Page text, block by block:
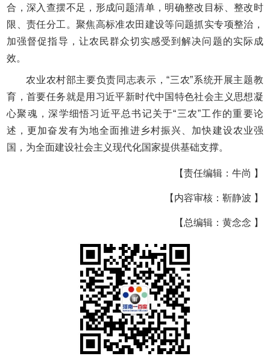
合，深入查摆不足，形成问题清单，明确整改目标、整改时
限、责任分工。聚焦高标准农田建设等问题抓实专项整治，
加强督促指导，让农民群众切实感受到解决问题的实际成
效。
农业农村部主要负责同志表示，“三农”系统开展主题教
育，首要任务就是用习近平新时代中国特色社会主义思想凝
心聚魂，深学细悟习近平总书记关于“三农”工作的重要论
述，更加奋发有为地全面推进乡村振兴、加快建设农业强
国，为全面建设社会主义现代化国家提供基础支撑。
【责任编辑：牛尚 】
【内容审核：靳静波 】
【总编辑：黄念念 】